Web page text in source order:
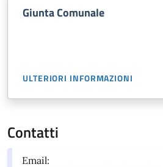
Giunta Comunale
ULTERIORI INFORMAZIONI
Contatti
Email: